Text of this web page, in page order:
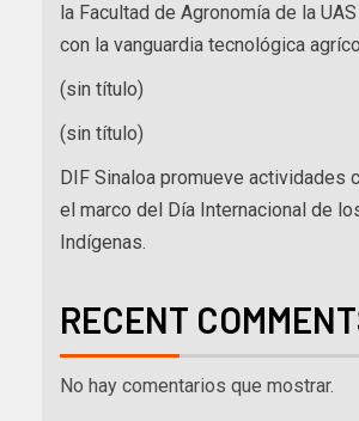
la Facultad de Agronomía de la
con la vanguardia tecnológica
(sin título)
(sin título)
DIF Sinaloa promueve actividades
el marco del Día Internacional de
Indígenas.
RECENT
No hay comentarios que mostrar.